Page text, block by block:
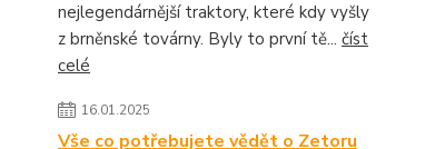
nejlegendárnější traktory, které kdy vyšly
z brněnské továrny. Byly to první tě... číst
celé
16.01.2025
Vše co potřebujete vědět o Zetoru